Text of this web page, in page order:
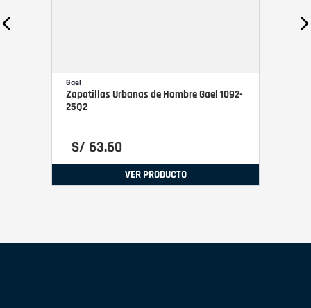
Gael
Zapatillas Urbanas de Hombre Gael 1092-
25Q2
S/ 63.60
VER PRODUCTO